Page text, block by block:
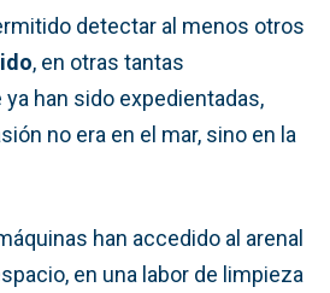
detectar al menos otros
, en otras tantas
han sido expedientadas,
no era en el mar, sino en la
han accedido al arenal
en una labor de limpieza